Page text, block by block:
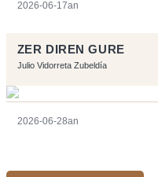
2026-06-17an
ZER DIREN GURE
Julio Vidorreta Zubeldía
2026-06-28an